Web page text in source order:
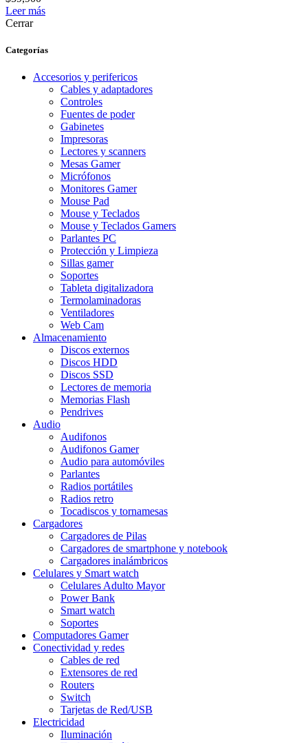
Leer más
Cerrar
Categorías
Accesorios y perifericos
Cables y adaptadores
Controles
Fuentes de poder
Gabinetes
Impresoras
Lectores y scanners
Mesas Gamer
Micrófonos
Monitores Gamer
Mouse Pad
Mouse y Teclados
Mouse y Teclados Gamers
Parlantes PC
Protección y Limpieza
Sillas gamer
Soportes
Tableta digitalizadora
Termolaminadoras
Ventiladores
Web Cam
Almacenamiento
Discos externos
Discos HDD
Discos SSD
Lectores de memoria
Memorias Flash
Pendrives
Audio
Audifonos
Audifonos Gamer
Audio para automóviles
Parlantes
Radios portátiles
Radios retro
Tocadiscos y tornamesas
Cargadores
Cargadores de Pilas
Cargadores de smartphone y notebook
Cargadores inalámbricos
Celulares y Smart watch
Celulares Adulto Mayor
Power Bank
Smart watch
Soportes
Computadores Gamer
Conectividad y redes
Cables de red
Extensores de red
Routers
Switch
Tarjetas de Red/USB
Electricidad
Iluminación